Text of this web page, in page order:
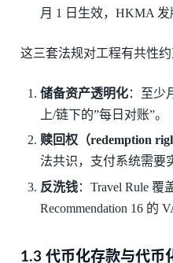
月 1 日生效，HKMA 发
这三套法规对工程有共性约
储备资产透明化：至少
上/链下的”每日对账”。
赎回权（redemption
法共识，支付系统需要
反洗钱：Travel Rule 覆
Recommendation 16 的
1.3 代币化存款与代币